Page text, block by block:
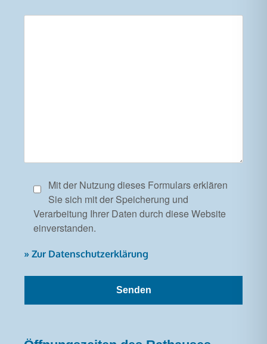
Mit der Nutzung dieses Formulars erklären
Sie sich mit der Speicherung und
Verarbeitung Ihrer Daten durch diese Website
einverstanden.
» Zur Datenschutzerklärung